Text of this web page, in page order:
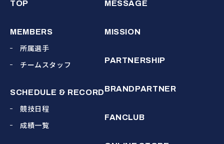
TOP
MEMBERS
所属選手
チームスタッフ
SCHEDULE & RECORD
競技日程
成績一覧
MESSAGE
MISSION
PARTNERSHIP
BRANDPARTNER
FANCLUB